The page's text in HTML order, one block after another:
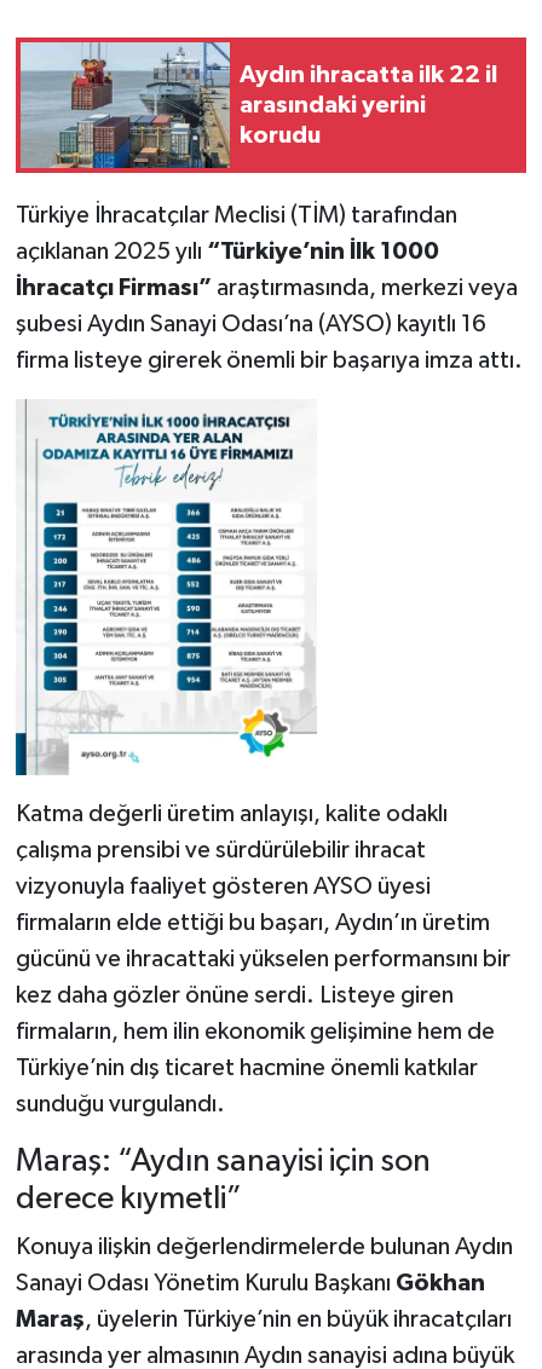
Aydın ihracatta ilk 22 il
arasındaki yerini
korudu
Türkiye İhracatçılar Meclisi (TİM) tarafından
açıklanan 2025 yılı “Türkiye’nin İlk 1000
İhracatçı Firması” araştırmasında, merkezi veya
şubesi Aydın Sanayi Odası’na (AYSO) kayıtlı 16
firma listeye girerek önemli bir başarıya imza attı.
Katma değerli üretim anlayışı, kalite odaklı
çalışma prensibi ve sürdürülebilir ihracat
vizyonuyla faaliyet gösteren AYSO üyesi
firmaların elde ettiği bu başarı, Aydın’ın üretim
gücünü ve ihracattaki yükselen performansını bir
kez daha gözler önüne serdi. Listeye giren
firmaların, hem ilin ekonomik gelişimine hem de
Türkiye’nin dış ticaret hacmine önemli katkılar
sunduğu vurgulandı.
Maraş: “Aydın sanayisi için son
derece kıymetli”
Konuya ilişkin değerlendirmelerde bulunan Aydın
Sanayi Odası Yönetim Kurulu Başkanı Gökhan
Maraş, üyelerin Türkiye’nin en büyük ihracatçıları
arasında yer almasının Aydın sanayisi adına büyük